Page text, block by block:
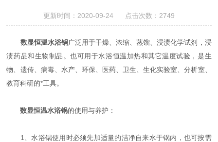
更新时间：2020-09-24 点击次数：2749
数显恒温水浴锅广泛用于干燥、浓缩、蒸馏、浸渍化学试剂，浸
渍药品和生物制品。也可用于水浴恒温加热和其它温度试验，是生
物、遗传、病毒、水产、环保、医药、卫生、生化实验室、分析室、
教育科研的*工具。
数显恒温水浴锅的使用与养护：
1、水浴锅使用时必须先加适量的洁净自来水于锅内，也可按需